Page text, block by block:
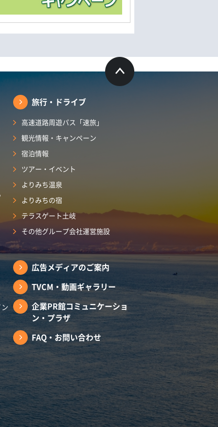
旅行・ドライブ
高速道路周遊パス「速旅」
観光情報・キャンペーン
宿泊情報
ツアー・イベント
よりみち温泉
よりみちの宿
テラスゲート土岐
その他グループ会社運営施設
広告メディアのご案内
TVCM・動画ギャラリー
企業PR館コミュニケーショ
ン・プラザ
FAQ・お問い合わせ